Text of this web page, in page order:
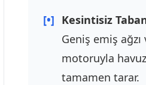
[•] Kesintisiz
Geniş emiş
motoruyla havuz
tamamen tarar.